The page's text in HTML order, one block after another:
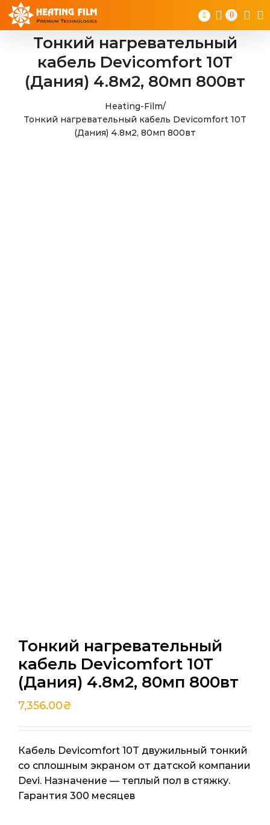
Skip
content
0
Тонкий нагревательный
кабель Devicomfort 10T
(Дания) 4.8м2, 80мп 800вт
Heating-Film/
Тонкий нагревательный кабель Devicomfort 10T
(Дания) 4.8м2, 80мп 800вт
Тонкий нагревательный
кабель Devicomfort 10T
(Дания) 4.8м2, 80мп 800вт
7,356.00₴
Кабель Devicomfort 10T двужильный тонкий
со сплошным экраном от датской компании
Devi. Назначение — теплый пол в стяжку.
Гарантия 300 месяцев